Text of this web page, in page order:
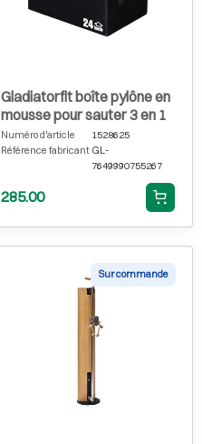
Gladiatorfit boîte pylône en
mousse pour sauter 3 en 1
Numéro d'article
1528625
Référence fabricant GL-
7649990755267
285.00
Sur commande